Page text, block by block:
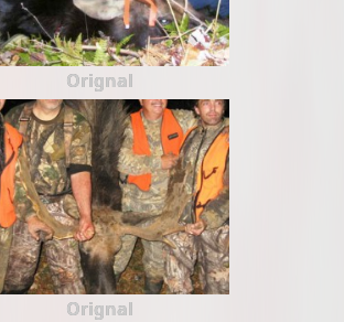
Orignal
Orignal